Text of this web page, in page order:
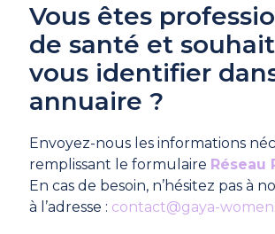
Vous êtes
de santé et
vous identifier
annuaire ?
Envoyez-nous les informations
remplissant le formulaire Réseau
En cas de besoin, n’hésitez pas à
à l’adresse : contact@gaya-